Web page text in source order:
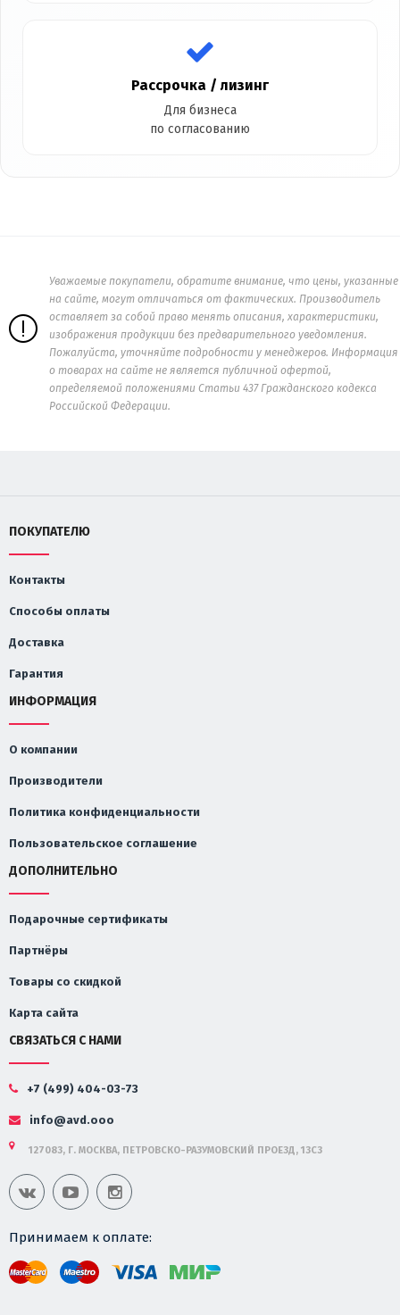
Рассрочка / лизинг
Для бизнеса
по согласованию
Уважаемые покупатели, обратите внимание, что цены, указанные
на сайте, могут отличаться от фактических. Производитель
оставляет за собой право менять описания, характеристики,
изображения продукции без предварительного уведомления.
Пожалуйста, уточняйте подробности у менеджеров. Информация
о товарах на сайте не является публичной офертой,
определяемой положениями Статьи 437 Гражданского кодекса
Российской Федерации.
ПОКУПАТЕЛЮ
Контакты
Способы оплаты
Доставка
Гарантия
ИНФОРМАЦИЯ
О компании
Производители
Политика конфиденциальности
Пользовательское соглашение
ДОПОЛНИТЕЛЬНО
Подарочные сертификаты
Партнёры
Товары со скидкой
Карта сайта
СВЯЗАТЬСЯ С НАМИ
+7 (499) 404-03-73
info@avd.ooo
127083, Г. МОСКВА, ПЕТРОВСКО-РАЗУМОВСКИЙ ПРОЕЗД, 13С3
Принимаем к оплате: